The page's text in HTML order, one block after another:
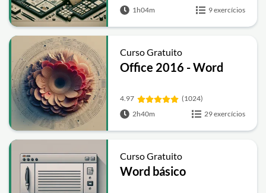
1h04m
9 exercícios
Curso Gratuito
Office 2016 - Word
4.97
(1024)
2h40m
29 exercícios
Curso Gratuito
Word básico